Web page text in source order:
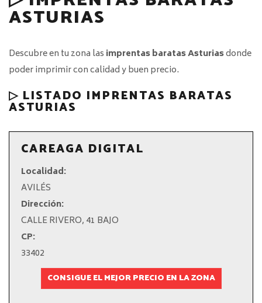
ASTURIAS
Descubre en tu zona las imprentas baratas Asturiasdonde
poder imprimir con calidad y buen precio.
▷ LISTADO IMPRENTAS BARATAS
ASTURIAS
CAREAGA DIGITAL
Localidad:
AVILÉS
Dirección:
CALLE RIVERO, 41 BAJO
CP:
33402
CONSIGUE EL MEJOR PRECIO EN LA ZONA